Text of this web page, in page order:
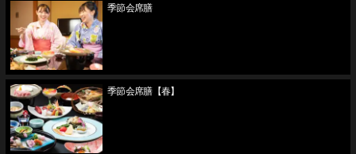
季節会席膳
季節会席膳【春】